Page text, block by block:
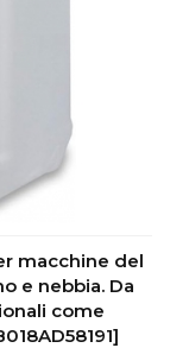
macchine del
e nebbia. Da
come